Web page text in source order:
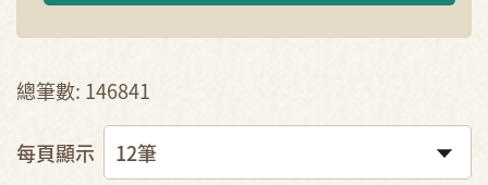
總筆數: 146841
每頁顯示